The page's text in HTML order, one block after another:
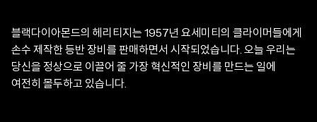
블랙다이아몬드의 헤리티지는 1957년 요세미티의 클라이머들에게
손수 제작한 등반 장비를 판매하면서 시작되었습니다. 오늘 우리는
당신을 정상으로 이끌어 줄 가장 혁신적인 장비를 만드는 일에
여전히 몰두하고 있습니다.